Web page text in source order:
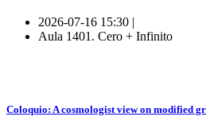
2026-07-16 15:30 |
Aula 1401. Cero + Infinito
Coloquio: A cosmologist view on modified